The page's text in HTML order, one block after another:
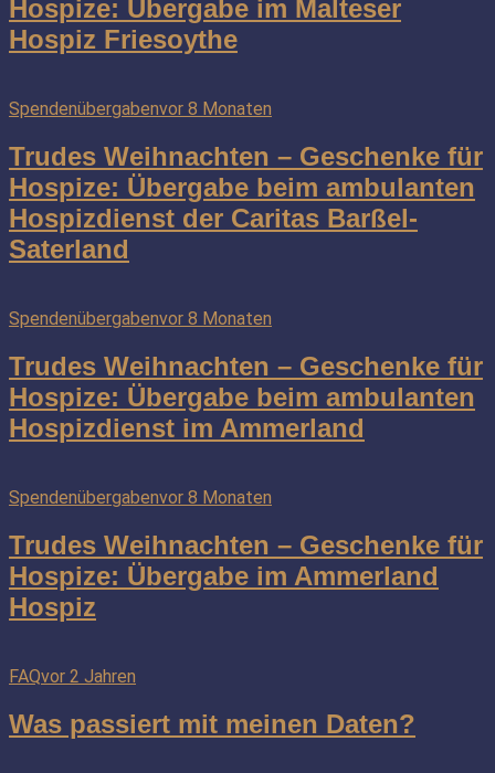
Hospize: Übergabe im Malteser
Hospiz Friesoythe
Spendenübergabenvor 8 Monaten
Trudes Weihnachten – Geschenke für
Hospize: Übergabe beim ambulanten
Hospizdienst der Caritas Barßel-
Saterland
Spendenübergabenvor 8 Monaten
Trudes Weihnachten – Geschenke für
Hospize: Übergabe beim ambulanten
Hospizdienst im Ammerland
Spendenübergabenvor 8 Monaten
Trudes Weihnachten – Geschenke für
Hospize: Übergabe im Ammerland
Hospiz
FAQvor 2 Jahren
Was passiert mit meinen Daten?